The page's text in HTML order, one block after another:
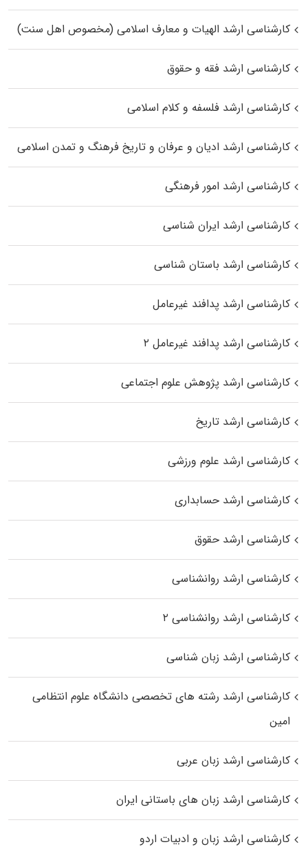
کارشناسی ارشد الهیات و معارف اسلامی (مخصوص اهل سنت)
کارشناسی ارشد فقه و حقوق
کارشناسی ارشد فلسفه و کلام اسلامی
کارشناسی ارشد ادیان و عرفان و تاریخ فرهنگ و تمدن اسلامی
کارشناسی ارشد امور فرهنگی
کارشناسی ارشد ایران شناسی
کارشناسی ارشد باستان شناسی
کارشناسی ارشد پدافند غیرعامل
کارشناسی ارشد پدافند غیرعامل ۲
کارشناسی ارشد پژوهش علوم اجتماعی
کارشناسی ارشد تاریخ
کارشناسی ارشد علوم ورزشی
کارشناسی ارشد حسابداری
کارشناسی ارشد حقوق
کارشناسی ارشد روانشناسی
کارشناسی ارشد روانشناسی ۲
کارشناسی ارشد زبان شناسی
کارشناسی ارشد رﺷﺘﻪ ﻫﺎی تخصصی داﻧﺸﮕﺎه ﻋﻠﻮم انتظامی
اﻣﻴﻦ
کارشناسی ارشد زبان عربی
کارشناسی ارشد زبان‌ های باستانی ایران
کارشناسی ارشد زبان و ادبیات اردو